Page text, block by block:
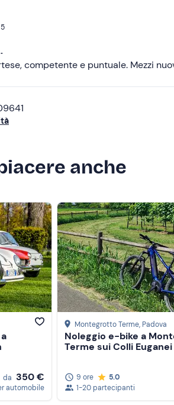
competente e puntuale. Mezzi
anche
da 350 €
automobile
Montegrotto Terme, Padova
Noleggio e-bike a
Terme sui Colli Euganei
9 ore
5.0
1-20 partecipanti